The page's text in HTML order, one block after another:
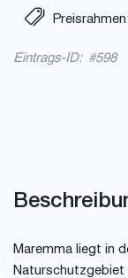
Eintrags-ID: #598
Maremma liegt in
Naturschutzgebiet